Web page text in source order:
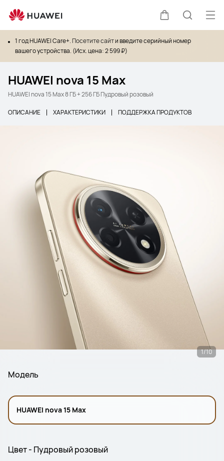
Щупальца
Поиск
1 год HUAWEI Care+.Посетите сайти введите серийный номер
вашего устройства. (Исх. цена: 2 599 ₽)
HUAWEI nova 15 Max
HUAWEI nova 15 Max 8 ГБ + 256 ГБ Пудровый розовый
ОПИСАНИЕ ХАРАКТЕРИСТИКИ ПОДДЕРЖКА ПРОДУКТОВ
1/10
Модель
HUAWEI nova 15 Max
Цвет - Пудровый розовый